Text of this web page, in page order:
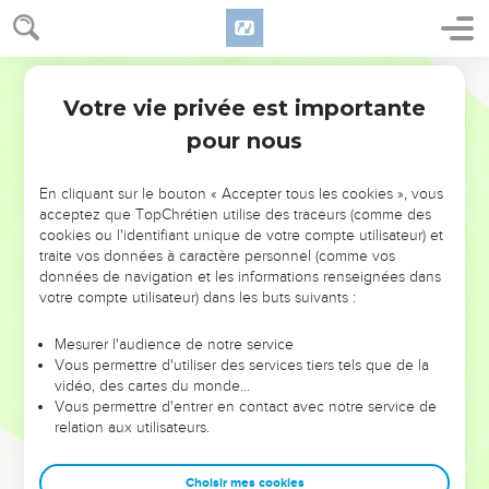
NE MANQUEZ PAS L’ÉVÉNEMENT
DE L’ANNÉE !
ET SI LEURS ERREURS POUVAIENT VOUS ÉVITER LES
VOTRES ?
leur foi ou leur vision. Mais on voit moins les doutes, les erreurs
et les saisons difficiles qu'ils ont traversés, alors même que ce
sont elles qui les ont façonnés.
Dans cette conférence, leaders, entrepreneurs, et responsables
clés pour avancer avec plus de sagesse afin que leurs erreurs
Votre vie privée est importante
pour nous
En cliquant sur le bouton « Accepter tous les cookies », vous
acceptez que TopChrétien utilise des traceurs (comme des
cookies ou l'identifiant unique de votre compte utilisateur) et
traite vos données à caractère personnel (comme vos
données de navigation et les informations renseignées dans
votre compte utilisateur) dans les buts suivants :
Mesurer l'audience de notre service
Vous permettre d'utiliser des services tiers tels que de la
vidéo, des cartes du monde…
Vous permettre d'entrer en contact avec notre service de
relation aux utilisateurs.
Choisir mes cookies